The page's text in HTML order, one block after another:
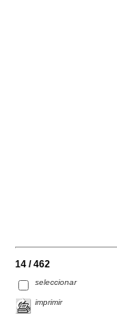
14 / 462
seleccionar
imprimir